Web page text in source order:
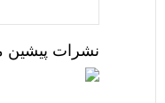
نشرات